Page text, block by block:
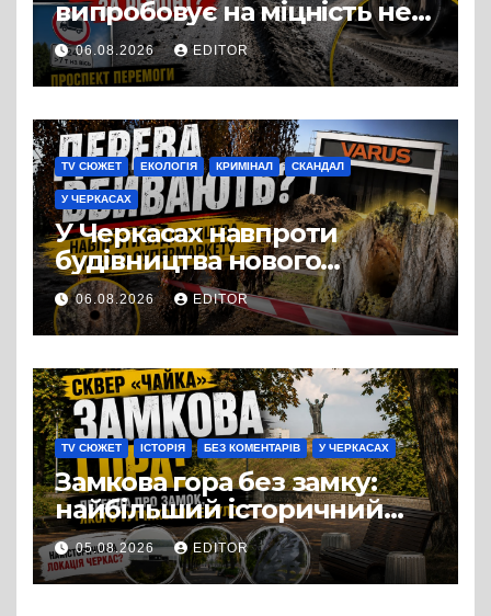
випробовує на міцність не
лише людей, а й дороги
Черкас
06.08.2026 EDITOR
TV СЮЖЕТ ЕКОЛОГІЯ КРИМІНАЛ СКАНДАЛ
У ЧЕРКАСАХ
У Черкасах навпроти
будівництва нового
супермаркету VARUS на
проспекті Перемоги всохли
дерева. І це навряд чи
можна назвати
випадковістю
06.08.2026 EDITOR
TV СЮЖЕТ ІСТОРІЯ БЕЗ КОМЕНТАРІВ У ЧЕРКАСАХ
Замкова гора без замку:
найбільший історичний
міф Черкас
05.08.2026 EDITOR